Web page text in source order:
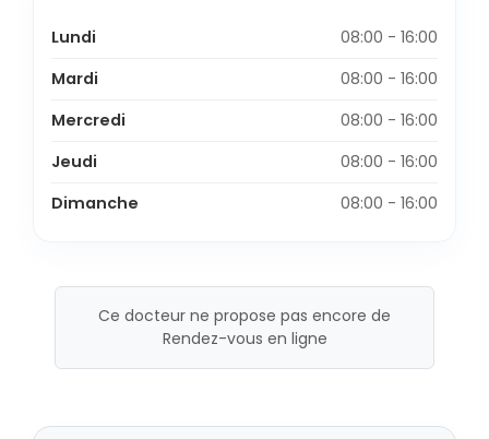
Lundi
08:00 - 16:00
Mardi
08:00 - 16:00
Mercredi
08:00 - 16:00
Jeudi
08:00 - 16:00
Dimanche
08:00 - 16:00
Ce docteur ne propose pas encore de
Rendez-vous en ligne